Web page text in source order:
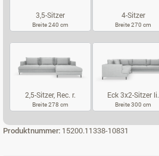
3,5-Sitzer
Breite 240 cm
4-Sitzer
Breite 270 cm
2,5-Sitzer, Rec. r.
Breite 278 cm
Eck 3x2-Sitzer li.
Breite 300 cm
Produktnummer: 15200.11338-10831